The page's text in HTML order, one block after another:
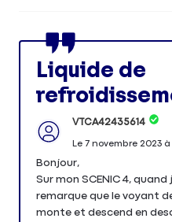
Liquide de
VTCA42435614
Le 7 novembre 2023à
Bonjour,
Sur mon SCENIC 4,
remarque que le voyant
monte et descend en